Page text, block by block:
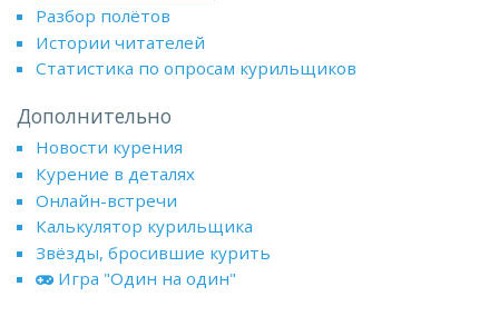
Разбор полётов
Истории читателей
Статистика по опросам курильщиков
Дополнительно
Новости курения
Курение в деталях
Онлайн-встречи
Калькулятор курильщика
Звёзды, бросившие курить
Игра "Один на один"